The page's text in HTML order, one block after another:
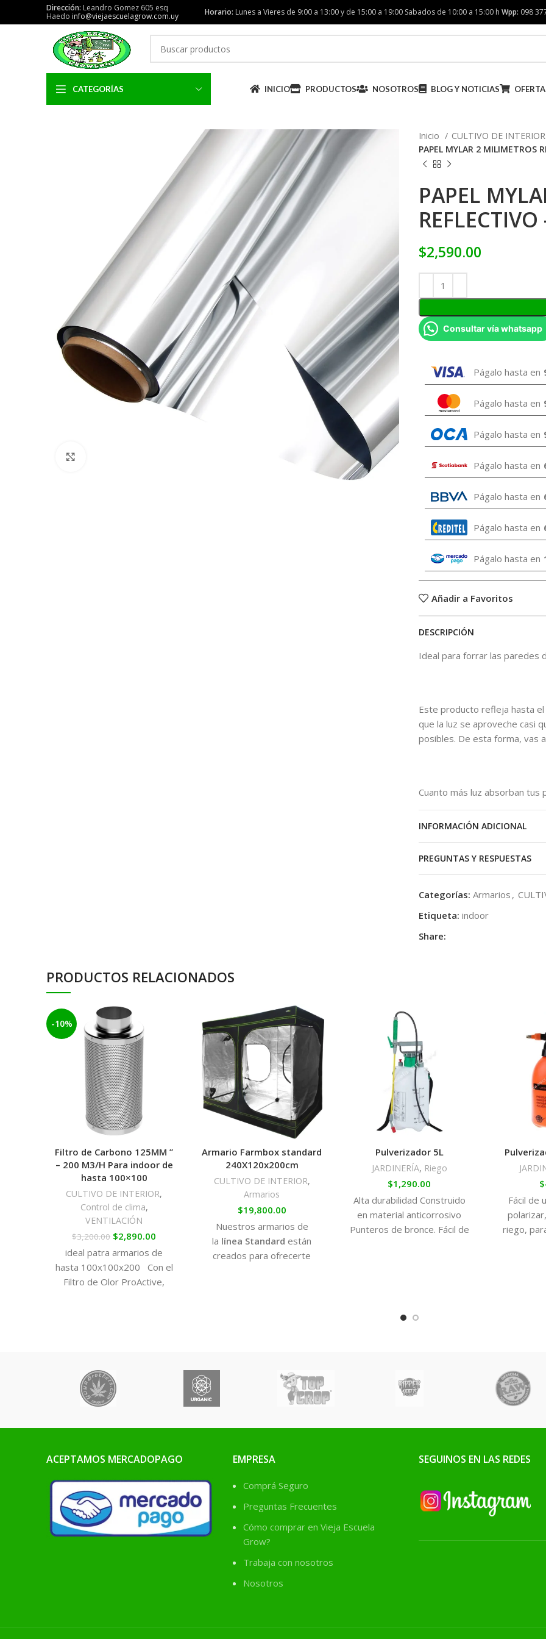
Dirección: Leandro Gomez 605 esq
Haedo info@viejaescuelagrow.com.uy Horario: Lunes a Vieres de 9:00 a 13:00 y de 15:00 a 19:00 Sabados de 10:00 a 15:00 h Wpp: 098
CATEGORÍAS INICIO PRODUCTOS NOSOTROS BLOG Y NOTICIAS
Inicio CULTIVO DE INTERIOR
PAPEL MYLAR 2 MILIMETROS
PAPEL
$2,590.00
Consultar vía whatsapp
Págalo hasta en
Págalo hasta en
Págalo hasta en
Págalo hasta en
Págalo hasta en
Págalo hasta en
Págalo hasta en
Añadir a Favoritos
DESCRIPCIÓN
Ideal para forrar las paredes
Este producto refleja hasta
que la luz se aproveche casi
posibles. De esta forma, vas
Cuanto más luz absorban tus
También ayuda a la plastas
obtener la misma cantidad de
INFORMACIÓN ADICIONAL
PREGUNTAS Y RESPUESTAS
Categorías: Armarios ,
Etiqueta: indoor
Share:
PRODUCTOS RELACIONADOS
-10%
Filtro de Carbono 125MM ”
– 200 M3/H Para indoor de
hasta 100×100
CULTIVO DE INTERIOR,
Control de clima,
VENTILACIÓN
$3,200.00 $2,890.00
ideal patra armarios de
hasta 100x100x200 Con el
Filtro de Olor ProActive,
a que utiliza Carbón Activo
de Coco, el cual tiene un
rendimiento de un 25% más
comunes. El Carbón Activo
como la mejor alternativa
Armario Farmbox standard
240X120x200cm
CULTIVO DE INTERIOR,
Armarios
$19,800.00
Nuestros armarios de
la línea Standard están
creados para ofrecerte
su uso al momento de
manipular los cultivos
Pulverizador 5L
JARDINERÍA, Riego
$1,290.00
Alta durabilidad Construido
en material anticorrosivo
Punteros de bronce. Fácil de
$
Fácil de
riego,
ACEPTAMOS MERCADOPAGO EMPRESA
Comprá Seguro
Preguntas Frecuentes
Cómo comprar en Vieja Escuela
Grow?
Trabaja con nosotros
Nosotros
SEGUINOS EN LAS REDES